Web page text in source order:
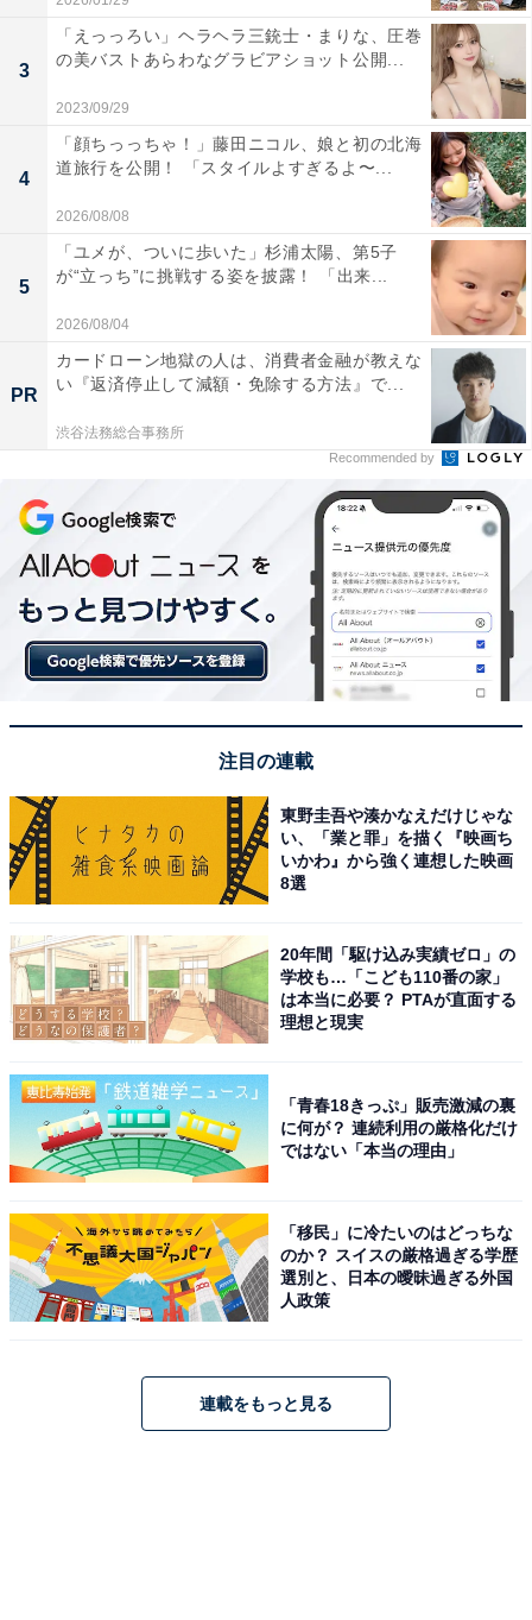
3
「えっっろい」ヘラヘラ三銃士・まりな、圧巻
の美バストあらわなグラビアショット公開...
2023/09/29
4
「顔ちっっちゃ！」藤田ニコル、娘と初の北海
道旅行を公開！ 「スタイルよすぎるよ〜...
2026/08/08
5
「ユメが、ついに歩いた」杉浦太陽、第5子
が“立っち”に挑戦する姿を披露！ 「出来...
2026/08/04
PR
カードローン地獄の人は、消費者金融が教えな
い『返済停止して減額・免除する方法』で...
渋谷法務総合事務所
Recommended by
注目の連載
東野圭吾や湊かなえだけじゃな
い、「業と罪」を描く『映画ち
いかわ』から強く連想した映画
8選
20年間「駆け込み実績ゼロ」の
学校も…「こども110番の家」
は本当に必要？ PTAが直面する
理想と現実
「青春18きっぷ」販売激減の裏
に何が？ 連続利用の厳格化だけ
ではない「本当の理由」
「移民」に冷たいのはどっちな
のか？ スイスの厳格過ぎる学歴
選別と、日本の曖昧過ぎる外国
人政策
連載をもっと見る